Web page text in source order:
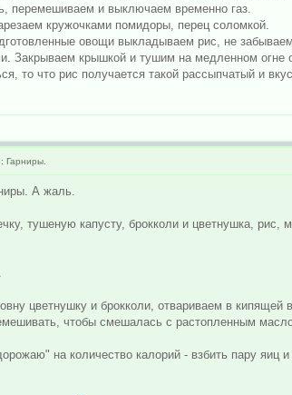
перемешиваем и выключаем временно газ.
кружочками помидоры, перец соломкой.
овощи выкладываем рис, не
Закрываем крышкой и тушим на медленном
то что рис получается такой рассыпчатый и
Гарниры.
А жаль.
тушеную капусту, брокколи и цветнушка,
цветнушку и брокколи, отвариваем в
чтобы смешалась с растопленным
на количество калорий - взбить пару яиц